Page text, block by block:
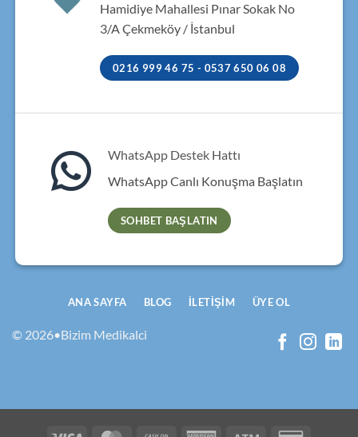
Hamidiye Mahallesi Pınar Sokak No
3/A Çekmeköy / İstanbul
0216 999 46 75 - 0537 650 06 08
WhatsApp Destek Hattı
WhatsApp Canlı Konuşma Başlatın
SOHBET BAŞLATIN
© 2026•Bizim Medikalci
ANA SAYFA BLOG İLETIŞIM ÜYE OL